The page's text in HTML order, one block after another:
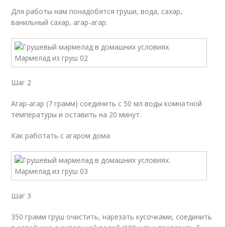
Для работы нам понадобятся груши, вода, сахар,
ванильный сахар, агар-агар.
Шаг 2
Агар-агар (7 грамм) соединить с 50 мл воды комнатной
температуры и оставить на 20 минут.
Как работать с агаром дома
Шаг 3
350 грамм груш очистить, нарезать кусочками, соединить